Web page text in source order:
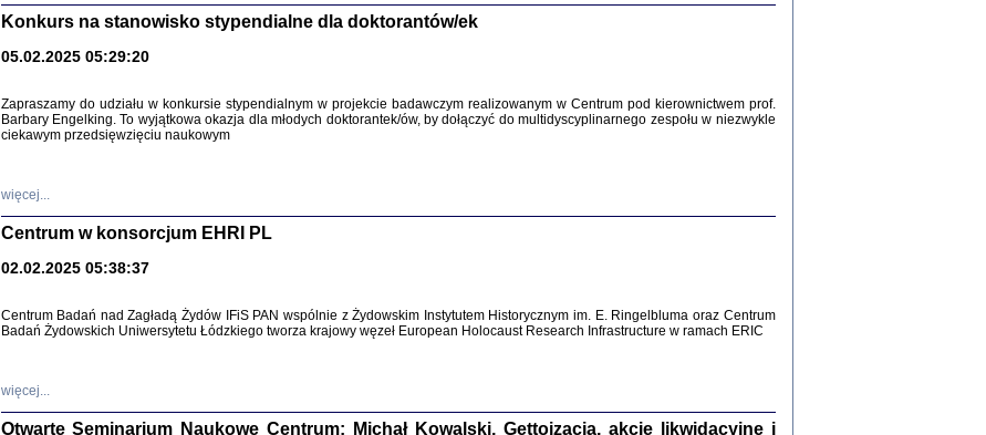
Warszawa 2016
SZCZĘŚCIE JEST POSIADAĆ DOM POD ZIEMIĄ ...
Konkurs na stanowisko stypendialne dla doktorantów/ek
05.02.2025 05:29:20
Zapraszamy do udziału w konkursie stypendialnym w projekcie badawczym realizowanym w Centrum pod kierownictwem prof.
Barbary Engelking. To wyjątkowa okazja dla młodych doktorantek/ów, by dołączyć do multidyscyplinarnego zespołu w niezwykle
ciekawym przedsięwzięciu naukowym
więcej...
Centrum w konsorcjum EHRI PL
02.02.2025 05:38:37
Centrum Badań nad Zagładą Żydów IFiS PAN wspólnie z Żydowskim Instytutem Historycznym im. E. Ringelbluma oraz Centrum
Badań Żydowskich Uniwersytetu Łódzkiego tworza krajowy węzeł European Holocaust Research Infrastructure w ramach ERIC
więcej...
Otwarte Seminarium Naukowe Centrum: Michał Kowalski, Gettoizacja, akcje likwidacyjne i